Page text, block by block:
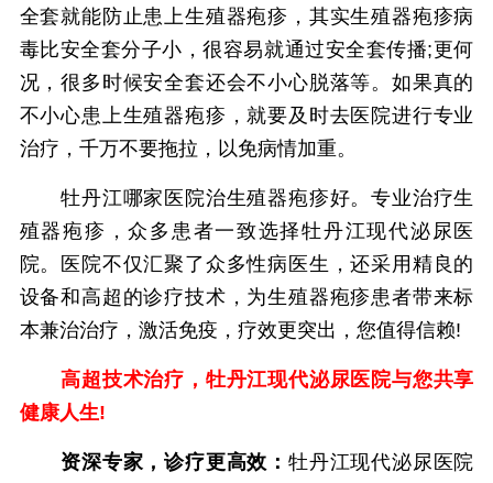
全套就能防止患上生殖器疱疹，其实生殖器疱疹病
毒比安全套分子小，很容易就通过安全套传播;更何
况，很多时候安全套还会不小心脱落等。如果真的
不小心患上生殖器疱疹，就要及时去医院进行专业
治疗，千万不要拖拉，以免病情加重。
牡丹江哪家医院治生殖器疱疹好。专业治疗生
殖器疱疹，众多患者一致选择牡丹江现代泌尿医
院。医院不仅汇聚了众多性病医生，还采用精良的
设备和高超的诊疗技术，为生殖器疱疹患者带来标
本兼治治疗，激活免疫，疗效更突出，您值得信赖!
高超技术治疗，牡丹江现代泌尿医院与您共享
健康人生!
资深专家，诊疗更高效： 牡丹江现代泌尿医院